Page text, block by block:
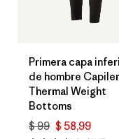
Primera capa
de hombre
Thermal Weight
Bottoms
$ 99 $ 58,99